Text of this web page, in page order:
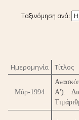
Ταξινόμηση ανά:
Ημερομηνία Τίτλος
Μάρ-1994
Α'):